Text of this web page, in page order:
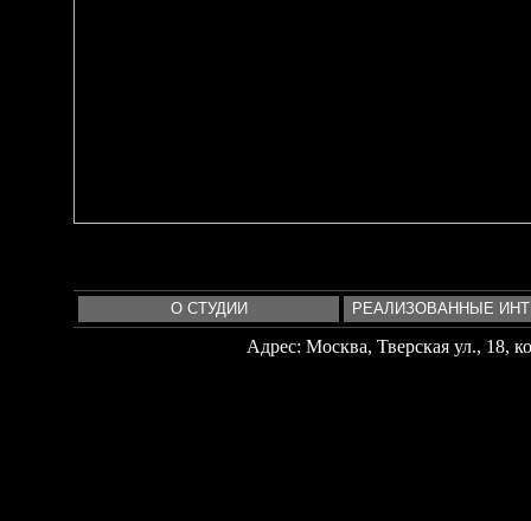
О СТУДИИ РЕАЛИЗОВАННЫЕ
Адрес: Москва, Тверская ул., 18,